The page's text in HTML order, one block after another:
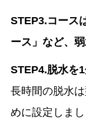
STEP3.コース
ース」など、
STEP4.脱水を
長時間の脱水
めに設定しまし